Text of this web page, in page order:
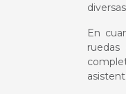
En
ruedas